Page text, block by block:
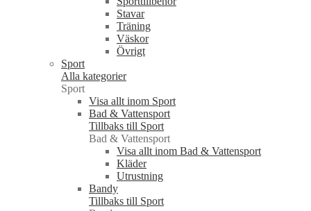
Stavar
Träning
Väskor
Övrigt
Sport
Alla kategorier
Sport
Visa allt inom Sport
Bad & Vattensport
Tillbaks till Sport
Bad & Vattensport
Visa allt inom Bad & Vattensport
Kläder
Utrustning
Bandy
Tillbaks till Sport